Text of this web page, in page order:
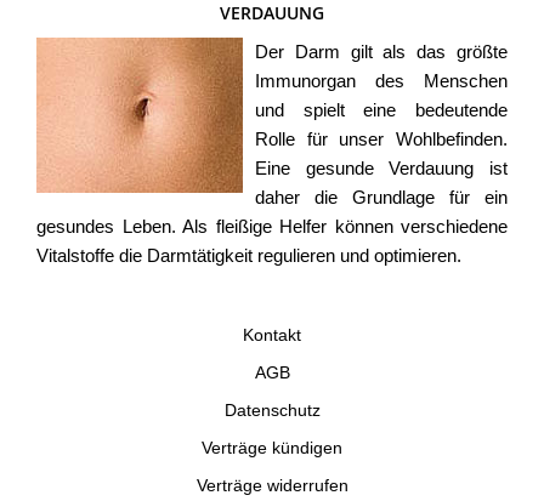
ERDAUUNG
Der Darm gilt als das größte
Immunorgan des Menschen
und spielt eine bedeutende
Rolle für unser Wohlbefinden.
Eine gesunde Verdauung ist
daher die Grundlage für ein
gesundes Leben. Als fleißige Helfer können verschiedene
Vitalstoffe die Darmtätigkeit regulieren und optimieren.
Kontakt
AGB
Datenschutz
Verträge kündigen
Verträge widerrufen